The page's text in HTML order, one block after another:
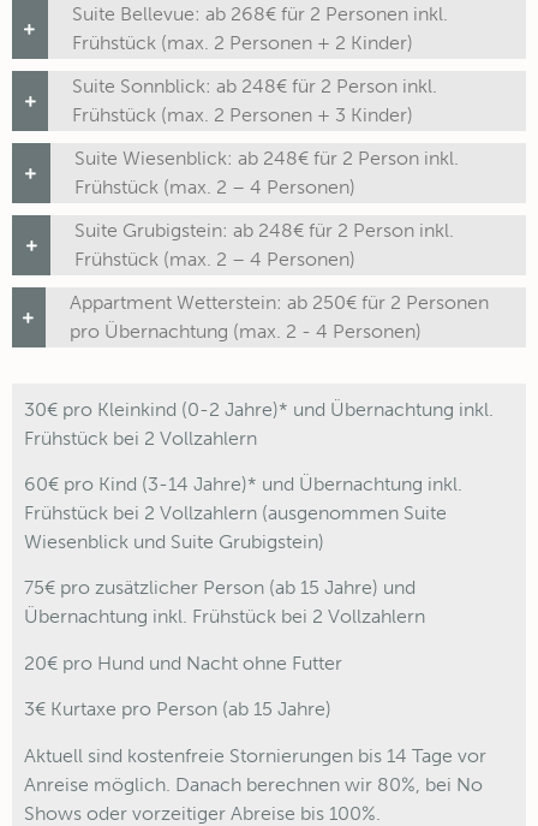
Suite Bellevue: ab 268€ für 2 Personen inkl.
Frühstück (max. 2 Personen + 2 Kinder)
Suite Sonnblick: ab 248€ für 2 Person inkl.
Frühstück (max. 2 Personen + 3 Kinder)
Suite Wiesenblick: ab 248€ für 2 Person inkl.
Frühstück (max. 2 – 4 Personen)
Suite Grubigstein: ab 248€ für 2 Person inkl.
Frühstück (max. 2 – 4 Personen)
Appartment Wetterstein: ab 250€ für 2 Personen
pro Übernachtung (max. 2 - 4 Personen)
30€ pro Kleinkind (0-2 Jahre)* und Übernachtung inkl.
Frühstück bei 2 Vollzahlern
60€ pro Kind (3-14 Jahre)* und Übernachtung inkl.
Frühstück bei 2 Vollzahlern (ausgenommen Suite
Wiesenblick und Suite Grubigstein)
75€ pro zusätzlicher Person (ab 15 Jahre) und
Übernachtung inkl. Frühstück bei 2 Vollzahlern
20€ pro Hund und Nacht ohne Futter
3€ Kurtaxe pro Person (ab 15 Jahre)
Aktuell sind kostenfreie Stornierungen bis 14 Tage vor
Anreise möglich. Danach berechnen wir 80%, bei No
Shows oder vorzeitiger Abreise bis 100%.